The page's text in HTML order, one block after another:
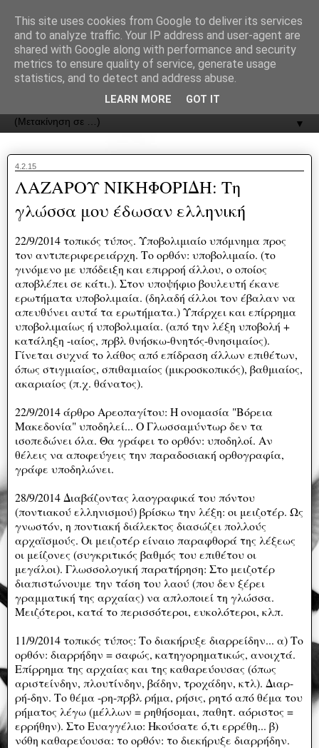
ΟΔΟΣ
▼
4.2.15
ΛΑΖΑΡΟΥ ΝΙΚΗΦΟΡΙΔΗ: Τη
γλώσσα μου έδωσαν ελληνική
22/9/2014 τοπικός τύπος. Υποβολιμιαίο υπόμνημα προς
τον αντιπεριφερειάρχη. Το ορθόν: υποβολιμαίο. (το
γινόμενο με υπόδειξη και επιρροή άλλου, ο οποίος
αποβλέπει σε κάτι.). Στον υποψήφιο βουλευτή έκανε
ερωτήματα υποβολιμαία. (δηλαδή άλλοι τον έβαλαν να
απευθύνει αυτά τα ερωτήματα.) Υπάρχει και επίρρημα
υποβολιμαίως ή υποβολιμαία. (από την λέξη υποβολή +
κατάληξη -ιαίος, πρβλ θνήσκω-θνητός-θνησιμαίος).
Γίνεται συχνά το λάθος από επίδραση άλλων επιθέτων,
όπως στιγμιαίος, σπιθαμιαίος (μικροσκοπικός), βαθμιαίος,
ακαριαίος (π.χ. θάνατος).
22/9/2014 άρθρο Αρεοπαγίτου: Η ονομασία "Βόρεια
Μακεδονία" υποδηλεί... Ο Γλωσσαμύντωρ δεν τα
ισοπεδώνει όλα. Θα γράφει το ορθόν: υποδηλοί. Αν
θέλεις να αποφεύγεις την παραδοσιακή ορθογραφία,
γράφε υποδηλώνει.
28/9/2014 Διαβάζοντας λαογραφικά του πόντου
(ποντιακού ελληνισμού) βρίσκω την λέξη: οι μειζοτέρ. Ως
γνωστόν, η ποντιακή διάλεκτος διασώζει πολλούς
αρχαϊσμούς. Οι μειζοτέρ είναιο παραφθορά της λέξεως
οι μείζονες (συγκριτικός βαθμός του επιθέτου οι
μεγάλοι). Γλωσσολογική παρατήρηση: Στο μειζοτέρ
διαπιστώνουμε την τάση του λαού (που δεν ξέρει
γραμματική της αρχαίας) να απλοποιεί τη γλώσσα.
Μειζότεροι, κατά το περισσότεροι, ευκολότεροι, κλπ.
11/9/2014 τοπικός τύπος: Το διακήρυξε διαρρείδην... α) Το
ορθόν: διαρρήδην = σαφώς, κατηγορηματικώς, ανοιχτά.
Επίρρημα της αρχαίας και της καθαρεύουσας (όπως
αριστείνδην, πλουτίνδην, βάδην, τροχάδην, κτλ). Διαρ-
ρή-δην. Το θέμα -ρη-πρβλ ρήμα, ρήσις, ρητό από θέμα του
ρήματος λέγω (μέλλων = ρηθήσομαι, παθητ. αόριστος =
ερρήθην). Στο Ευαγγέλιο: Ηκούσατε ό,τι ερρέθη... β)
νόθη καθαρεύουσα: το ορθόν: το διεκήρυξε διαρρήδην.
This site uses cookies from Google to deliver its services
and to analyze traffic. Your IP address and user-agent are
shared with Google along with performance and security
metrics to ensure quality of service, generate usage
statistics, and to detect and address abuse.
LEARN MORE GOT IT